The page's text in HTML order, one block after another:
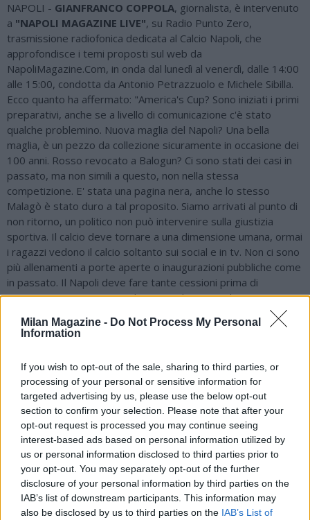
Milan Magazine - Do Not Process My Personal
Information
If you wish to opt-out of the sale, sharing to third parties, or
processing of your personal or sensitive information for
targeted advertising by us, please use the below opt-out
section to confirm your selection. Please note that after your
opt-out request is processed you may continue seeing
interest-based ads based on personal information utilized by
us or personal information disclosed to third parties prior to
your opt-out. You may separately opt-out of the further
disclosure of your personal information by third parties on the
IAB’s list of downstream participants. This information may
also be disclosed by us to third parties on the IAB’s List of
NAPOLI - GIANFRANCO COPPOLA, giornalista, è intervenuto
a "NAPOLI MAGAZINE LIVE", su Radio Punto Zero,
trasmissione radiofonica dedicata al Calcio Napoli, che
approfondisce i temi proposti sul web da
NapoliMagazine.Com, in onda dal lunedì al venerdì, dalle 14:00
alle 15:00, condotta da Antonio Petrazzuolo e Michele Sibilla.
Ecco quanto ha affermato: "America's Cup? Sono iniziati i primi
preparativi, anche se a livello di comunicazione c'è stato
qualche problemino. Nuova maglia del Napoli? Una bella
maglia, è un pezzo da collezione sicuramente in occasione dei
100 anni. Rosso revocato a Balogun? Ci sono stati dei casi in
passato, ma non simili a questo, non nella stessa
competizione. E' stata una pagina nera, anche lo stesso
Malagò è stato duro a tal proposito. Siamo arrivati al punto di
non ritorno, un politico non può intervenire sulla giustizia
sportiva. Il calcio deve tornare a una dimensione umana, ormai
i ragazzi vedono il calcio soltanto sui social e in tv. Non ci sono
più allenamenti a porte aperte o inaugurazioni pubbliche come
in passato. Il Napoli deve fare tante cessioni prima di
acquistare? De Laurentiis da imprenditore non ha torto, ma
tutto dipenderà dalle richieste di Allegri. Manna riuscirà a
sistemare un po' di calciatori, poi vedremo qualcosa in
invece è stato chiaro ed ha ragione. Ad Allegri qualche
giocatore rientrato dal prestito potrà piacere, altri invece
andranno via. Norvegia di Haaland? Dipende dagli
accoppiamenti, ora sfiderà l'Inghilterra. La Norvegia gioca
molto bene e ha un attaccante clamoroso, lo abbiamo visto
anche contro il Brasile. Può arrivare lontano, ma non credo che
possa vincere la Coppa del Mondo".